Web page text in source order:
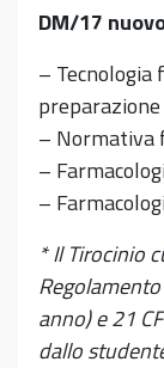
DM/17
– Tecnologia
– Normativa
–
–
* Il Tirocinio
anno) e 21
dallo